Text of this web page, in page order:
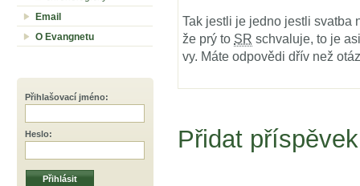
Email
O Evangnetu
Přihlašovací jméno:
Heslo:
Tak jestli je jedno jestli svatba
že prý to SR schvaluje, to je
vy. Máte odpovědi dřív než
Přidat